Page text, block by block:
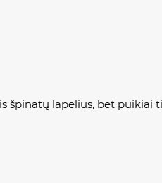
lapelius, bet puikiai